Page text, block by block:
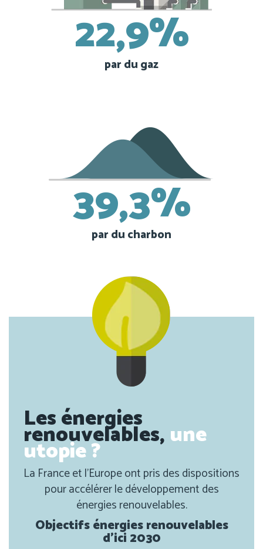
22,9%
par du gaz
39,3%
par du charbon
Les énergies
renouvelables,une
utopie ?
La France et l’Europe ont pris des dispositions
pour accélérer le développement des
énergies renouvelables.
Objectifs énergies renouvelables
d’ici 2030